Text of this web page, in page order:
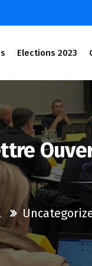
Elections 2023